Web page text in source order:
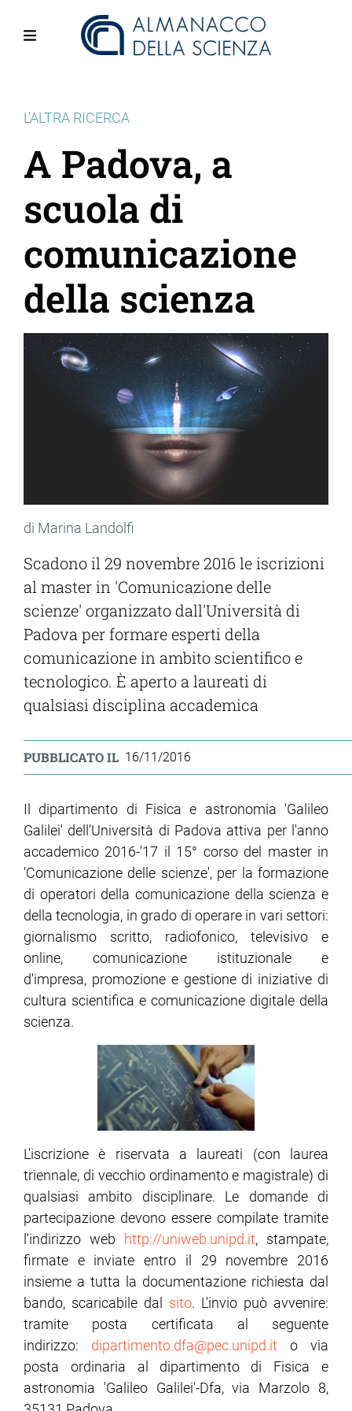
L'ALTRA RICERCA
A Padova, a
scuola di
comunicazione
della scienza
di Marina Landolfi
Scadono il 29 novembre 2016 le iscrizioni
al master in 'Comunicazione delle
scienze' organizzato dall'Università di
Padova per formare esperti della
comunicazione in ambito scientifico e
tecnologico. È aperto a laureati di
qualsiasi disciplina accademica
PUBBLICATO IL 16/11/2016
Il dipartimento di Fisica e astronomia 'Galileo
Galilei' dell'Università di Padova attiva per l'anno
accademico 2016-'17 il 15° corso del master in
'Comunicazione delle scienze', per la formazione
di operatori della comunicazione della scienza e
della tecnologia, in grado di operare in vari settori:
giornalismo scritto, radiofonico, televisivo e
online, comunicazione istituzionale e
d'impresa, promozione e gestione di iniziative di
cultura scientifica e comunicazione digitale della
scienza.
L'iscrizione è riservata a laureati (con laurea
triennale, di vecchio ordinamento e magistrale) di
qualsiasi ambito disciplinare. Le domande di
partecipazione devono essere compilate tramite
l'indirizzo web http://uniweb.unipd.it, stampate,
firmate e inviate entro il 29 novembre 2016
insieme a tutta la documentazione richiesta dal
bando, scaricabile dal sito. L'invio può avvenire:
tramite posta certificata al seguente
indirizzo: dipartimento.dfa@pec.unipd.it o via
posta ordinaria al dipartimento di Fisica e
astronomia 'Galileo Galilei'-Dfa, via Marzolo 8,